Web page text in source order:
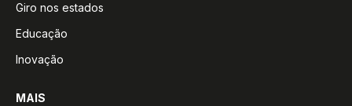
Giro nos estados
Educação
Inovação
MAIS